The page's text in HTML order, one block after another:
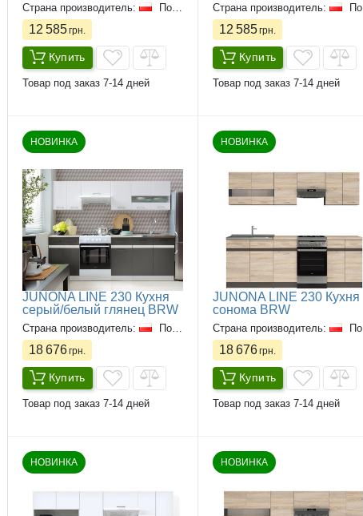
Страна производитель: Польша
12 585грн.
Купить
Товар под заказ 7-14 дней
Страна производитель: Польша
12 585грн.
Купить
Товар под заказ 7-14 дней
НОВИНКА
JUNONA LINE 230 Кухня
серый/белый глянец BRW
Страна производитель: Польша
18 676грн.
Купить
Товар под заказ 7-14 дней
НОВИНКА
JUNONA LINE 230 Кухня
сонома BRW
Страна производитель: Польша
18 676грн.
Купить
Товар под заказ 7-14 дней
НОВИНКА НОВИНКА